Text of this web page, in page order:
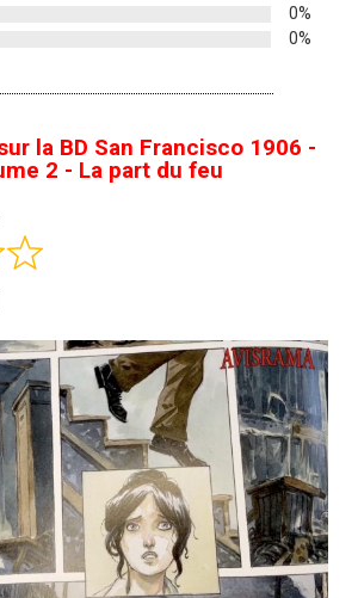
0%
0%
la BD San Francisco 1906 -
2 - La part du feu